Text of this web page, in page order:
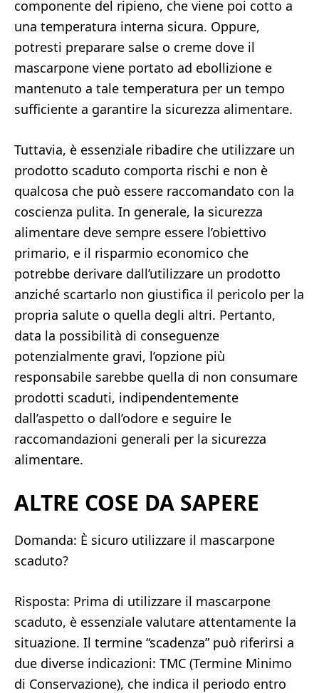
componente del ripieno, che viene poi cotto a
una temperatura interna sicura. Oppure,
potresti preparare salse o creme dove il
mascarpone viene portato ad ebollizione e
mantenuto a tale temperatura per un tempo
sufficiente a garantire la sicurezza alimentare.
Tuttavia, è essenziale ribadire che utilizzare un
prodotto scaduto comporta rischi e non è
qualcosa che può essere raccomandato con la
coscienza pulita. In generale, la sicurezza
alimentare deve sempre essere l’obiettivo
primario, e il risparmio economico che
potrebbe derivare dall’utilizzare un prodotto
anziché scartarlo non giustifica il pericolo per la
propria salute o quella degli altri. Pertanto,
data la possibilità di conseguenze
potenzialmente gravi, l’opzione più
responsabile sarebbe quella di non consumare
prodotti scaduti, indipendentemente
dall’aspetto o dall’odore e seguire le
raccomandazioni generali per la sicurezza
alimentare.
ALTRE COSE DA SAPERE
Domanda: È sicuro utilizzare il mascarpone
scaduto?
Risposta: Prima di utilizzare il mascarpone
scaduto, è essenziale valutare attentamente la
situazione. Il termine “scadenza” può riferirsi a
due diverse indicazioni: TMC (Termine Minimo
di Conservazione), che indica il periodo entro